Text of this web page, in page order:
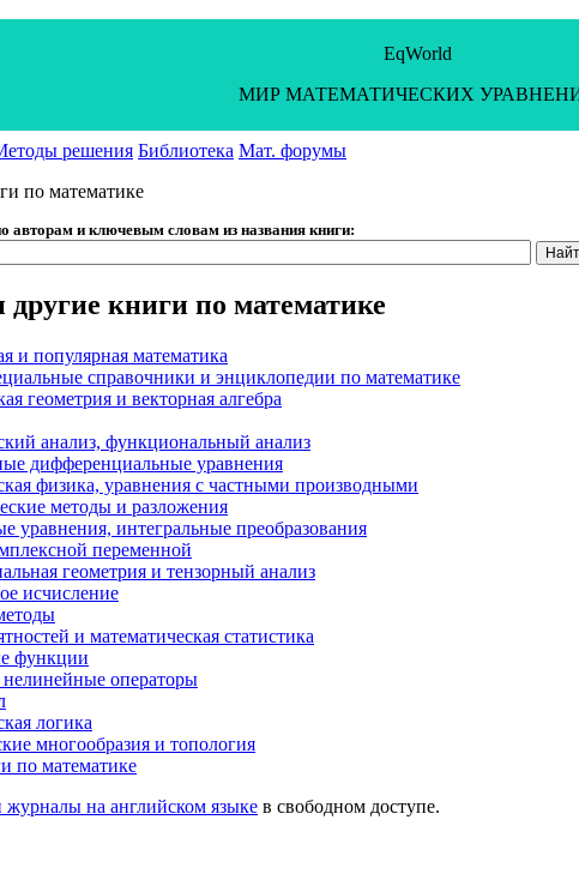
EqWorld
МИР МАТЕМАТИЧЕСКИХ
решения Библиотека Мат. форумы
по математике
авторам и ключевым словам из названия книги:
книги по математике
и популярная математика
справочники и энциклопедии по математике
геометрия и векторная алгебра
анализ, функциональный анализ
дифференциальные уравнения
физика, уравнения с частными производными
методы и разложения
уравнения, интегральные преобразования
переменной
геометрия и тензорный анализ
исчисление
и математическая статистика
функции
операторы
логика
многообразия и топология
по математике
журналы на английском языке в свободном доступе.